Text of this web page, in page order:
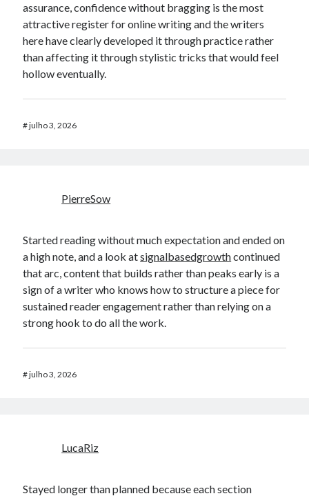
assurance, confidence without bragging is the most
attractive register for online writing and the writers
here have clearly developed it through practice rather
than affecting it through stylistic tricks that would feel
hollow eventually.
#julho 3, 2026
PierreSow
Started reading without much expectation and ended on
a high note, and a look atsignalbasedgrowthcontinued
that arc, content that builds rather than peaks early is a
sign of a writer who knows how to structure a piece for
sustained reader engagement rather than relying on a
strong hook to do all the work.
#julho 3, 2026
LucaRiz
Stayed longer than planned because each section